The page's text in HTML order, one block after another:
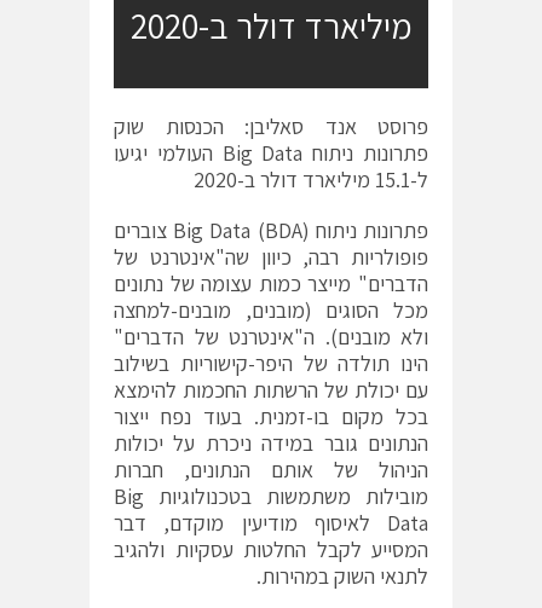
מיליארד דולר ב-2020
פרוסט אנד סאליבן: הכנסות שוק
פתרונות ניתוח Big Data העולמי יגיעו
ל-15.1 מיליארד דולר ב-2020
פתרונות ניתוח Big Data (BDA) צוברים
פופולריות רבה, כיוון שה"אינטרנט של
הדברים" מייצר כמות עצומה של נתונים
מכל הסוגים (מובנים, מובנים-למחצה
ולא מובנים). ה"אינטרנט של הדברים"
הינו תולדה של היפר-קישוריות בשילוב
עם יכולת של הרשתות החכמות להימצא
בכל מקום בו-זמנית. בעוד נפח ייצור
הנתונים גובר במידה ניכרת על יכולות
הניהול של אותם הנתונים, חברות
מובילות משתמשות בטכנולוגיות Big
Data לאיסוף מודיעין מוקדם, דבר
המסייע לקבל החלטות עסקיות ולהגיב
לתנאי השוק במהירות.